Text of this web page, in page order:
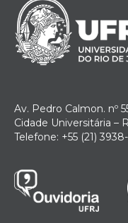
Av. Pedro Calmon. nº
Cidade Universitária –
Telefone: +55 (21)